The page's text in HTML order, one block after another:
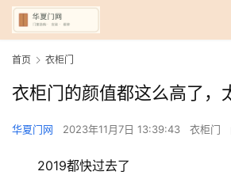
首页 衣柜门
衣柜门的颜值都这么高了，
华夏门网 2023年11月7日 13:39:43 衣柜门
2019都快过去了